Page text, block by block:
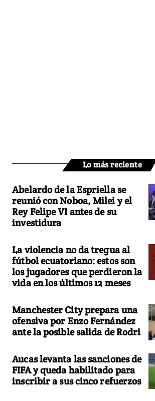
Lo más reciente
Abelardo de la Espriella se
reunió con Noboa, Milei y el
Rey Felipe VI antes de su
investidura
La violencia no da tregua al
fútbol ecuatoriano: estos son
los jugadores que perdieron la
vida en los últimos 12 meses
Manchester City prepara una
ofensiva por Enzo Fernández
ante la posible salida de Rodri
Aucas levanta las sanciones de
FIFA y queda habilitado para
inscribir a sus cinco refuerzos